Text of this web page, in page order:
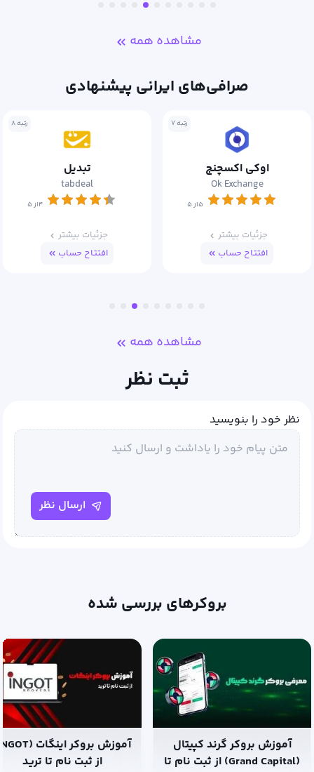
مشاهده همه
صرافی‌های ایرانی پیشنهادی
رتبه ۸
تبدیل
tabdeal
۴از ۵
جزئیات بیشتر
افتتاح حساب
رتبه ۱۰
سرمایکس
Sarmayex
۴از ۵
جزئیات بیشتر
افتتاح حساب
مشاهده همه
ثبت نظر
نظر خود را بنویسید
ارسال نظر
بروکرهای بررسی شده
آموزش بروکر گرند کپیتال
(Grand Capital) از ثبت نام تا
از ثبت نام تا ترید